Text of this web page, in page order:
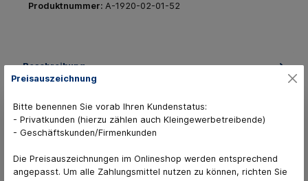
Produktnummer: A-1920-02-01-52
Beschreibung
AUSLAUFMODELL in den Farben Grau und Weiß zum
Reißversch…Mehr
Sammelbestellungen
63 Varianten verfügbar
Preisauszeichnung
Bitte benennen Sie vorab Ihren Kundenstatus:
- Privatkunden (hierzu zählen auch Kleingewerbetreibende)
- Geschäftskunden/Firmenkunden
Die Preisauszeichnungen im Onlineshop werden entsprechend
angepasst. Um alle Zahlungsmittel nutzen zu können, richten Sie